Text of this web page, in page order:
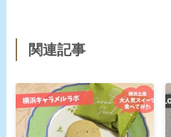
関連記事